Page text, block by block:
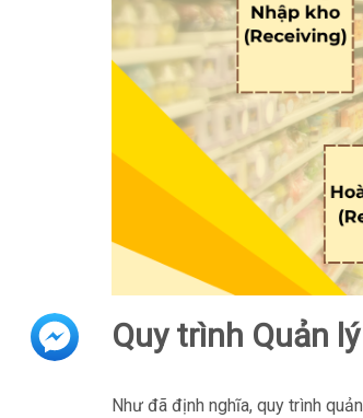
Quy trình Quản
Như đã định nghĩa, quy trình